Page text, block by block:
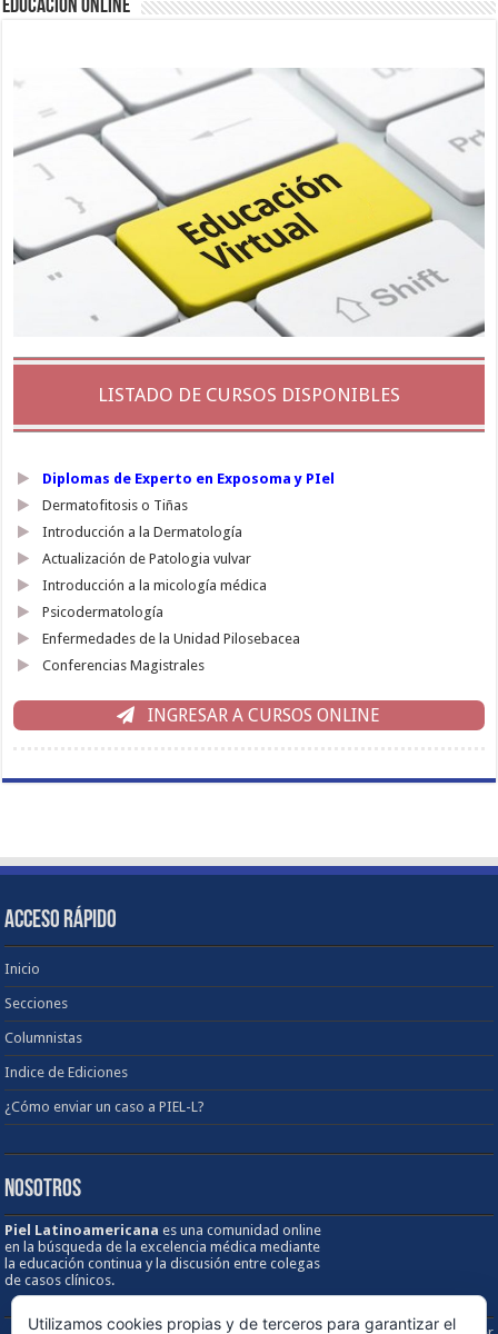
EDUCACIÓN ONLINE
LISTADO DE CURSOS DISPONIBLES
Diplomas de Experto en Exposoma y PIel
Dermatofitosis o Tiñas
Introducción a la Dermatología
Actualización de Patologia vulvar
Introducción a la micología médica
Psicodermatología
Enfermedades de la Unidad Pilosebacea
Conferencias Magistrales
INGRESAR A CURSOS ONLINE
ACCESO RÁPIDO
Inicio
Secciones
Columnistas
Indice de Ediciones
¿Cómo enviar un caso a PIEL-L?
NOSOTROS
Piel Latinoamericanaes una comunidad online
en la búsqueda de la excelencia médica mediante
la educación continua y la discusión entre colegas
de casos clínicos.
Utilizamos cookies propias y de terceros para garantizar el